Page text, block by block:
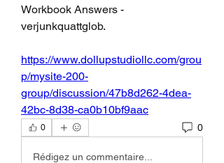
Workbook Answers -
verjunkquattglob.
https://www.dollupstudiollc.com/grou
p/mysite-200-
group/discussion/47b8d262-4dea-
42bc-8d38-ca0b10bf9aac
0 0
Rédigez un commentaire...